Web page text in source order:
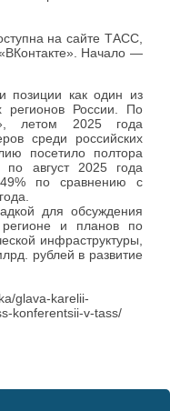
на сайте ТАСС,
Начало —
позиции как один из
регионов России. По
летом 2025 года
среди российских
посетило полтора
август 2025 года
49% по сравнению с
для обсуждения
регионе и планов по
инфраструктуры,
рублей в развитие
glava-karelii-
konferentsii-v-tass/